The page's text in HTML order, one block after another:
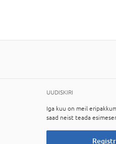
UUDISKIRI
Iga kuu on meil
saad neist teada